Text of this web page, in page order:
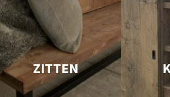
ZITTEN